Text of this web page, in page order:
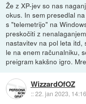
Že z XP-jev so nas
okus. In sem presedlal
s "telemetrijo" na
preskočiti z
nastavitev na pol leta itd,
le na enem računalniku,
preigram kakšno igro.
WizzardOfOZ
::22. jan 2023, 14:16